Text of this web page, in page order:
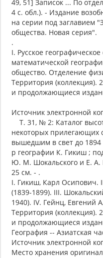
49, 51] Записок ... По
4 с. обл.). - Издание
на серии под заглавием
общества. Новая серия".
.
I. Русское
математической
общество. Отделение
Территория (коллекция).
и продолжающиеся
Источник электронной
Т. 31, № 2: Каталог
некоторых прилегающих
вышедшим в свет до 1894
р географии К. Гикиш ;
Ю. М. Шокальского и Е. А.
25 см. - .
I. Гикиш, Карл Осипович.
(1839-1899). III.
1940). IV. Гейнц, Евгений
Территория (коллекция).
и продолжающиеся
География -- Азиатская
Источник электронной
Место хранения